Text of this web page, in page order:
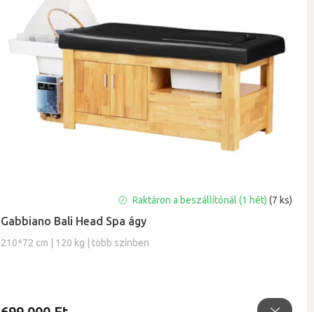
Gabbiano Bali Head Spa ágy
210*72 cm | 120 kg | több színben
Raktáron a beszállítónál (1 hét) (7 ks)